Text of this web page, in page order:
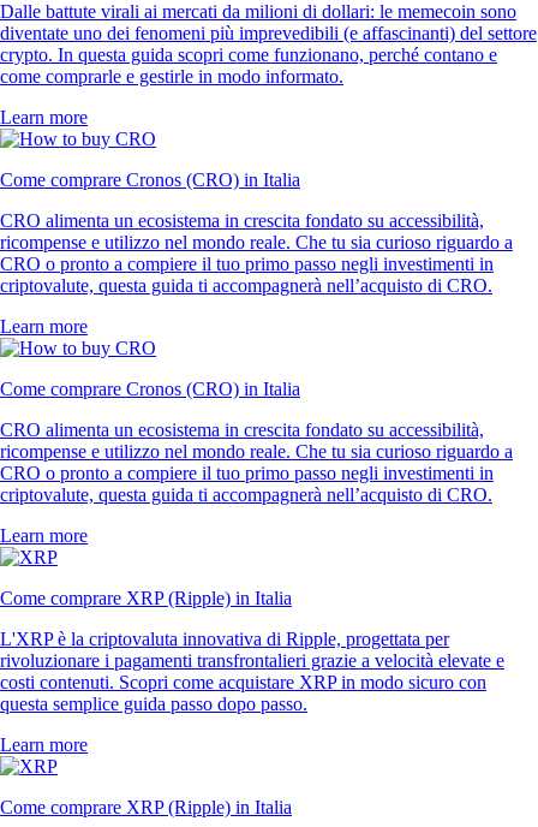
Dalle battute virali ai mercati da milioni di dollari: le memecoin sono
diventate uno dei fenomeni più imprevedibili (e affascinanti) del settore
crypto. In questa guida scopri come funzionano, perché contano e
come comprarle e gestirle in modo informato.
Learn more
Come comprare Cronos (CRO) in Italia
CRO alimenta un ecosistema in crescita fondato su accessibilità,
ricompense e utilizzo nel mondo reale. Che tu sia curioso riguardo a
CRO o pronto a compiere il tuo primo passo negli investimenti in
criptovalute, questa guida ti accompagnerà nell’acquisto di CRO.
Learn more
Come comprare Cronos (CRO) in Italia
CRO alimenta un ecosistema in crescita fondato su accessibilità,
ricompense e utilizzo nel mondo reale. Che tu sia curioso riguardo a
CRO o pronto a compiere il tuo primo passo negli investimenti in
criptovalute, questa guida ti accompagnerà nell’acquisto di CRO.
Learn more
Come comprare XRP (Ripple) in Italia
L'XRP è la criptovaluta innovativa di Ripple, progettata per
rivoluzionare i pagamenti transfrontalieri grazie a velocità elevate e
costi contenuti. Scopri come acquistare XRP in modo sicuro con
questa semplice guida passo dopo passo.
Learn more
Come comprare XRP (Ripple) in Italia